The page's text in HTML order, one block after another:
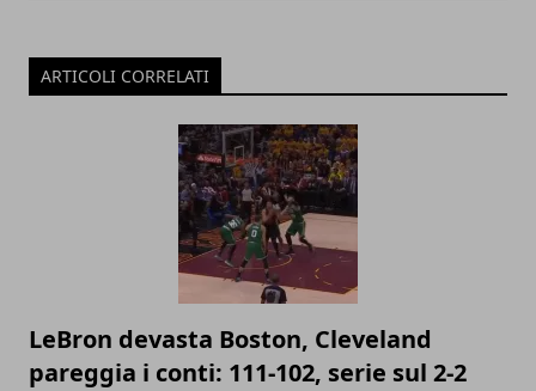
ARTICOLI CORRELATI
LeBron devasta Boston, Cleveland
pareggia i conti: 111-102, serie sul 2-2